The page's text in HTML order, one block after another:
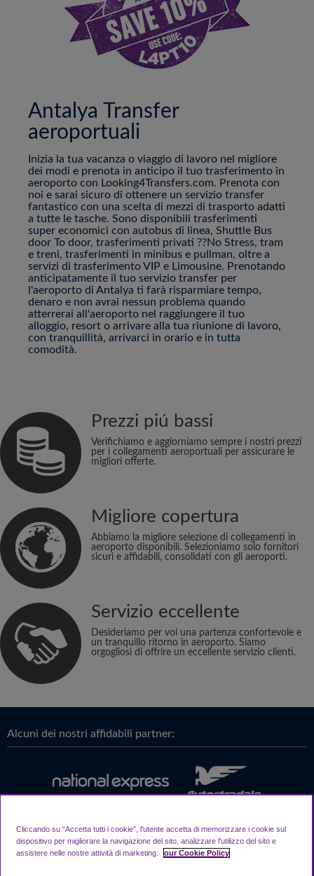
Antalya Transfer
aeroportuali
Inizia la tua vacanza o viaggio di lavoro nel migliore
dei modi e prenota in anticipo il tuo trasferimento in
aeroporto con Looking4Transfers.com. Prenota con
noi e sarai sicuro di ottenere un servizio transfer
fantastico con una scelta di mezzi di trasporto adatti
a tutte le tasche. Sono disponibili trasferimenti
super economici con autobus di linea, Shuttle Bus
door To door, trasferimenti privati ??No Stress, tram
e treni, trasferimenti in minibus e pullman, oltre a
servizi di trasferimento VIP e Limousine. Prenotando
anticipatamente il tuo servizio transfer per
l'aeroporto di Antalya ti farà risparmiare tempo,
denaro e non avrai nessun problema quando
atterrerai all'aeroporto nel raggiungere il tuo
alloggio, resort o arrivare alla tua riunione di lavoro,
con tranquillità, arrivarci in orario e in tutta
comodità.
Prezzi piú bassi
Verifichiamo e aggiorniamo sempre i nostri prezzi
per i collegamenti aeroportuali per assicurare le
migliori offerte.
Migliore copertura
Abbiamo la migliore selezione di collegamenti in
aeroporto disponibili. Selezioniamo solo fornitori
sicuri e affidabili, consolidati con gli aeroporti.
Servizio eccellente
Desideriamo per voi una partenza confortevole e
un tranquillo ritorno in aeroporto. Siamo
orgogliosi di offrire un eccellente servizio clienti.
Alcuni dei nostri affidabili partner:
Cliccando su “Accetta tutti i cookie”, l'utente accetta di memorizzare i cookie sul
dispositivo per migliorare la navigazione del sito, analizzare l'utilizzo del sito e
assistere nelle nostre attività di marketing.
our Cookie Policy